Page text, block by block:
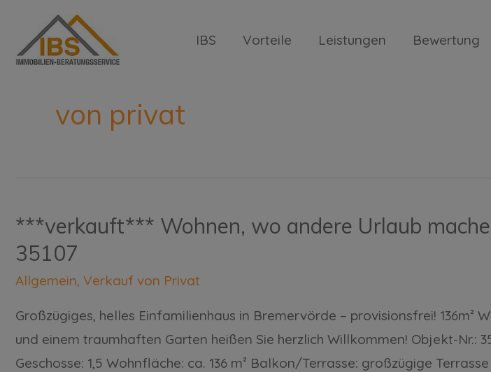
IBS Vorteile Leistungen Bewertung
von privat
***verkauft*** Wohnen, wo andere Urlaub
35107
Allgemein, Verkauf von Privat
Großzügiges, helles Einfamilienhaus in Bremervörde – provisionsfrei!
und einem traumhaften Garten heißen Sie herzlich Willkommen! Objekt-Nr.:
Geschosse: 1,5 Wohnfläche: ca. 136 m² Balkon/Terrasse: großzügige